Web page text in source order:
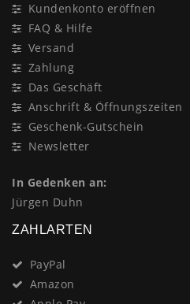
Kundenkonto eröffnen
FAQ & Hilfe
Versand
Zahlung
Das Geschäft
Anschrift & Öffnungszeiten
Geschenk-Gutschein
Newsletter
In Gedenken an:
Jürgen Duhn
ZAHLARTEN
PayPal
Amazon